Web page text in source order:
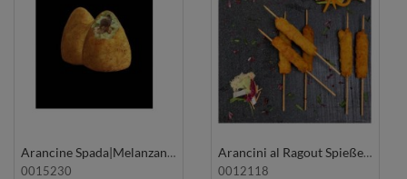
Arancine Spada|Melanzane 25Stk 2,5Kg SUARÈ
0015230
Arancini al Ragout Spieße 36x27g EATME
0012118